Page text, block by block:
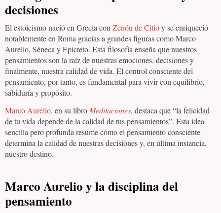
decisiones
El estoicismo nació en Grecia con Zenón de Citioy se enriqueció
notablemente en Roma gracias a grandes figuras como Marco
Aurelio, Séneca y Epicteto. Esta filosofía enseña que nuestros
pensamientos son la raíz de nuestras emociones, decisiones y
finalmente, nuestra calidad de vida. El control consciente del
pensamiento, por tanto, es fundamental para vivir con equilibrio,
sabiduría y propósito.
Marco Aurelio, en su libroMeditaciones, destaca que “la felicidad
de tu vida depende de la calidad de tus pensamientos”. Esta idea
sencilla pero profunda resume cómo el pensamiento consciente
determina la calidad de nuestras decisiones y, en última instancia,
nuestro destino.
Marco Aurelio y la disciplina del
pensamiento